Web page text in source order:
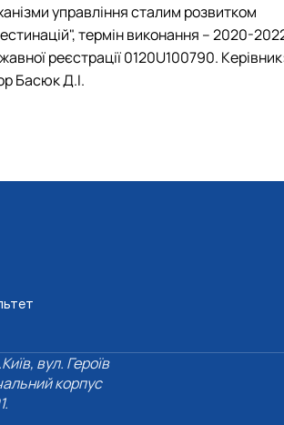
управління сталим розвитком
термін виконання – 2020-
реєстрації 0120U100790.
Басюк Д.І.
вул. Героїв
корпус